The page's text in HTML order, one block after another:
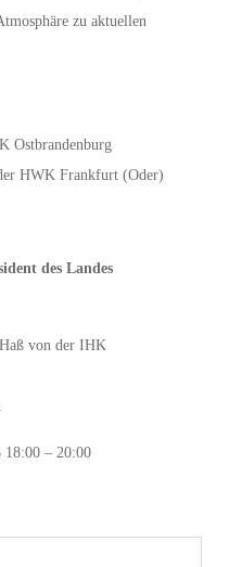
zu aktuellen
Ostbrandenburg
HWK Frankfurt (Oder)
des Landes
von der IHK
.
– 20:00